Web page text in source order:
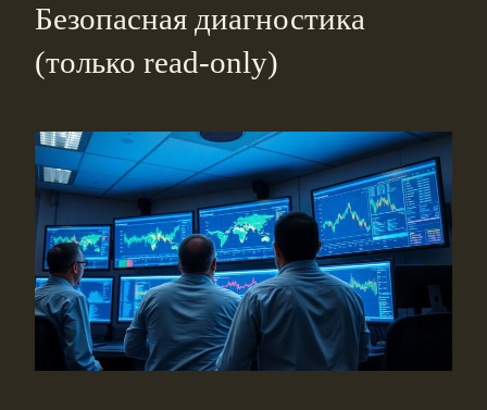
Безопасная диагностика
(только read-only)